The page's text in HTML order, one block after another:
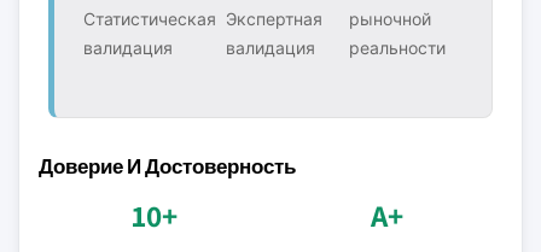
Статистическая
валидация
Экспертная
валидация
рыночной
реальности
Доверие И Достоверность
10+ A+